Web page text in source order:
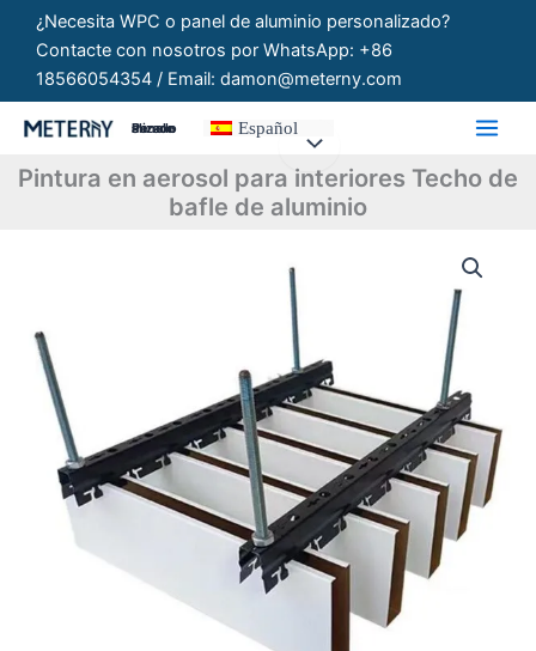
contenido
¿Necesita WPC o panel de aluminio personalizado?
Contacte con nosotros por WhatsApp: +86
18566054354 / Email: damon@meterny.com
Paneles Personalizados Español
Pintura en aerosol para interiores Techo de
bafle de aluminio